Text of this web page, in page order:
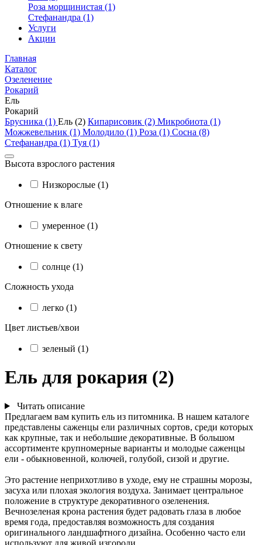
Роза морщинистая (1)
Стефанандра (1)
Услуги
Акции
Главная
Каталог
Озеленение
Рокарий
Ель
Рокарий
Брусника (1) Ель (2) Кипарисовик (2) Микробиота (1)
Можжевельник (1) Молодило (1) Роза (1) Сосна (8)
Стефанандра (1) Туя (1)
Высота взрослого растения
Низкорослые (1)
Отношение к влаге
умеренное (1)
Отношение к свету
солнце (1)
Сложность ухода
легко (1)
Цвет листьев/хвои
зеленый (1)
Ель для рокария (2)
Читать описание
Предлагаем вам купить ель из питомника. В нашем каталоге
представлены саженцы ели различных сортов, среди которых
как крупные, так и небольшие декоративные. В большом
ассортименте крупномерные варианты и молодые саженцы
ели - обыкновенной, колючей, голубой, сизой и другие.
Это растение неприхотливо в уходе, ему не страшны морозы,
засуха или плохая экология воздуха. Занимает центральное
положение в структуре декоративного озеленения.
Вечнозеленая крона растения будет радовать глаза в любое
время года, предоставляя возможность для создания
оригинального ландшафтного дизайна. Особенно часто ели
используют для живой изгороди.